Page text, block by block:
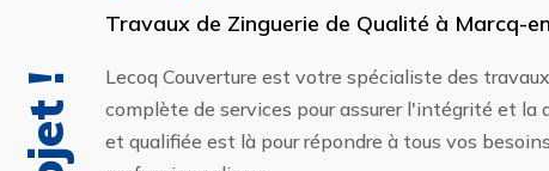
Travaux de Zinguerie de Qualité à Marcq-
Lecoq Couverture est votre spécialiste des
complète de services pour assurer l'intégrité et
et qualifiée est là pour répondre à tous vos